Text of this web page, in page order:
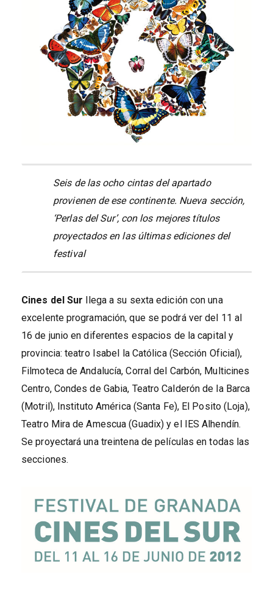
Seis de las ocho cintas del apartado
provienen de ese continente. Nueva sección,
‘Perlas del Sur’, con los mejores títulos
proyectados en las últimas ediciones del
festival
Cines del Sur llega a su sexta edición con una
excelente programación, que se podrá ver del 11 al
16 de junio en diferentes espacios de la capital y
provincia: teatro Isabel la Católica (Sección Oficial),
Filmoteca de Andalucía, Corral del Carbón, Multicines
Centro, Condes de Gabia, Teatro Calderón de la Barca
(Motril), Instituto América (Santa Fe), El Posito (Loja),
Teatro Mira de Amescua (Guadix) y el IES Alhendín.
Se proyectará una treintena de películas en todas las
secciones.